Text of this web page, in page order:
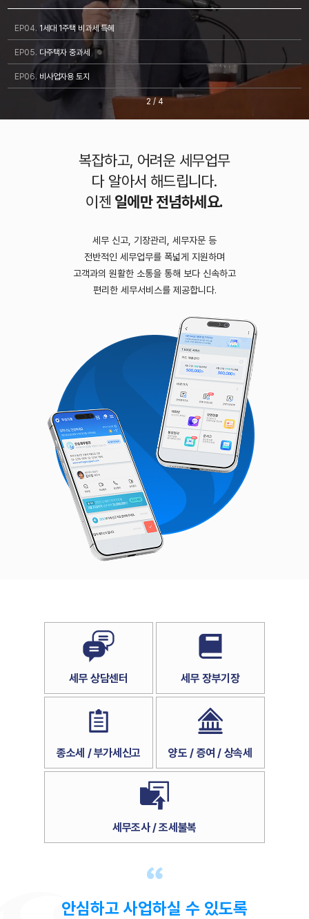
EP04. 1세대 1주택 비과세 특혜
EP05. 다주택자 중과세
EP06. 비사업자용 토지
2 / 4
복잡하고, 어려운 세무업무
다 알아서 해드립니다.
이젠 일에만 전념하세요.
세무 신고, 기장관리, 세무자문 등
전반적인 세무업무를 폭넓게 지원하며
고객과의 원활한 소통을 통해 보다 신속하고
편리한 세무서비스를 제공합니다.
세무 상담센터 세무 장부기장
종소세 / 부가세신고 양도 / 증여 / 상속세
세무조사 / 조세불복
안심하고 사업하실 수 있도록